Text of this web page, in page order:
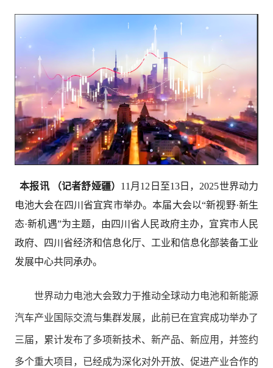
本报讯 （记者舒娅疆） 11月12日至13日，2025世界动力
电池大会在四川省宜宾市举办。本届大会以“新视野·新生
态·新机遇”为主题，由四川省人民政府主办，宜宾市人民
政府、四川省经济和信息化厅、工业和信息化部装备工业
发展中心共同承办。
世界动力电池大会致力于推动全球动力电池和新能源
汽车产业国际交流与集群发展，此前已在宜宾成功举办了
三届，累计发布了多项新技术、新产品、新应用，并签约
多个重大项目，已经成为深化对外开放、促进产业合作的